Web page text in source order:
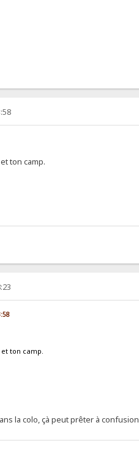
ton camp.
ton camp.
la colo, çà peut prêter à confusion